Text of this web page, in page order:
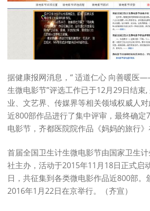
据健康报网消息，“ 适道仁心 向善暖医
生微电影节”评选工作已于12月29日结束
业、文艺界、传媒界等相关领域权威人
近800部作品进行了集中评审，最终确定
电影节，齐都医院院作品《妈妈的旅行》
首届全国卫生计生微电影节由国家卫生
社主办，活动于2015年11月18日正式启
日，共征集到各类微电影作品近800部。
2016年1月22日在京举行。（齐宣）